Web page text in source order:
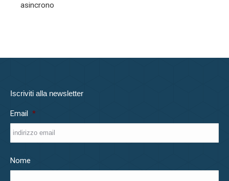
asincrono
Iscriviti alla newsletter
Email *
Nome